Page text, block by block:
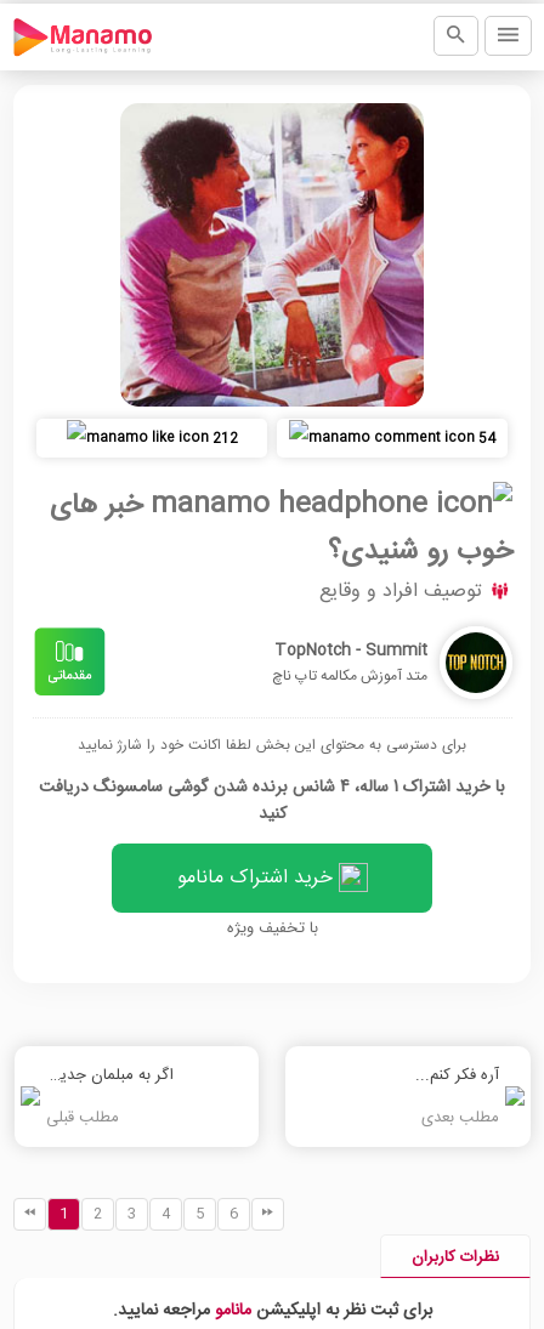
212 54
خبر های
خوب رو شنیدی؟
توصیف افراد و وقایع
TopNotch - Summit
متد آموزش مکالمه تاپ ناچ
برای دسترسی به محتوای این بخش لطفا اکانت خود را شارژ نمایید
با خرید اشتراک 1 ساله، 4 شانس برنده شدن گوشی سامسونگ دریافت
کنید
خرید اشتراک مانامو
با تخفیف ویژه
آره فکر کنم...
مطلب بعدی
اگر به مبلمان جدید نیاز داشتی به کجا میرفتی؟
مطلب قبلی
1 2 3 4 5 6
نظرات کاربران
برای ثبت نظر به اپلیکیشنمانامومراجعه نمایید.